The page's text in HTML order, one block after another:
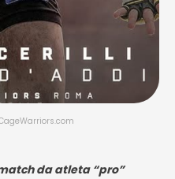
da atleta “pro”